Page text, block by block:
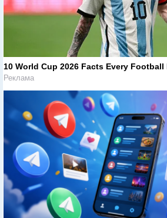
10 World Cup 2026 Facts Every
Реклама